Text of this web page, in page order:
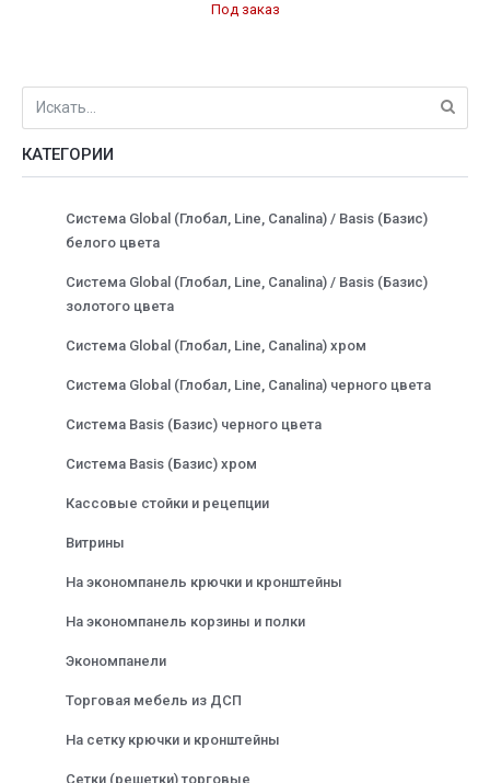
Под заказ
КАТЕГОРИИ
Система Global (Глобал, Line, Canalina) / Basis (Базис)
белого цвета
Система Global (Глобал, Line, Canalina) / Basis (Базис)
золотого цвета
Система Global (Глобал, Line, Canalina) хром
Система Global (Глобал, Line, Canalina) черного цвета
Система Basis (Базис) черного цвета
Система Basis (Базис) хром
Кассовые стойки и рецепции
Витрины
На экономпанель крючки и кронштейны
На экономпанель корзины и полки
Экономпанели
Торговая мебель из ДСП
На сетку крючки и кронштейны
Сетки (решетки) торговые